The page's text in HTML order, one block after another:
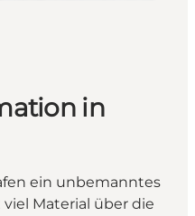
in
ein unbemanntes
Material über die